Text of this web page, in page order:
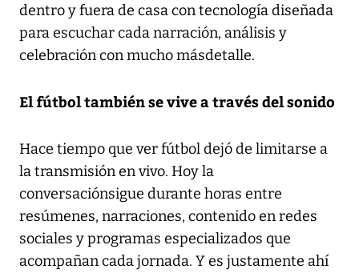
dentro y fuera de casa con tecnología diseñada
para escuchar cada narración, análisis y
celebración con mucho másdetalle.
El fútbol también se vive a través del sonido
Hace tiempo que ver fútbol dejó de limitarse a
la transmisión en vivo. Hoy la
conversaciónsigue durante horas entre
resúmenes, narraciones, contenido en redes
sociales y programas especializados que
acompañan cada jornada. Y es justamente ahí